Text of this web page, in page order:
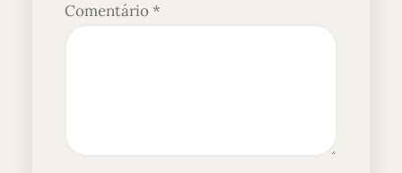
Comentário*